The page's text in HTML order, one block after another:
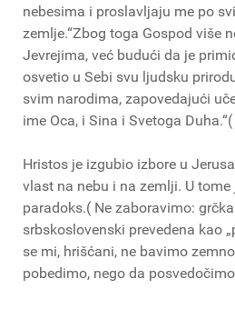
nebesima i proslavljaju me po
zemlje.“Zbog toga Gospod više
Jevrejima, već budući da je
osvetio u Sebi svu ljudsku
svim narodima, zapovedajući
ime Oca, i Sina i Svetoga
Hristos je izgubio izbore u
vlast na nebu i na zemlji. U
paradoks.( Ne zaboravimo:
srbskoslovenski prevedena kao
se mi, hrišćani, ne bavimo
pobedimo, nego da